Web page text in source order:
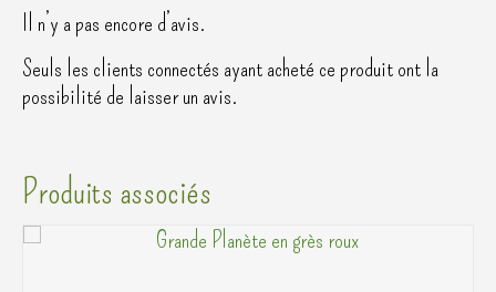
Il n’y a pas encore d’avis.
Seuls les clients connectés ayant acheté ce produit ont la
possibilité de laisser un avis.
Produits associés